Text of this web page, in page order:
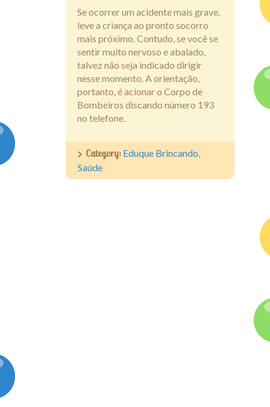
Se ocorrer um acidente mais grave,
leve a criança ao pronto socorro
mais próximo. Contudo, se você se
sentir muito nervoso e abalado,
talvez não seja indicado dirigir
nesse momento. A orientação,
portanto, é acionar o Corpo de
Bombeiros discando número 193
no telefone.
Category: Eduque Brincando,
Saúde